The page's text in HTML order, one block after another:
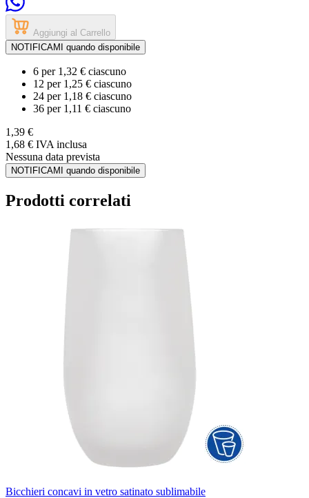
Aggiungi al Carrello
NOTIFICAMI quando disponibile
6 per 1,32 € ciascuno
12 per 1,25 € ciascuno
24 per 1,18 € ciascuno
36 per 1,11 € ciascuno
1,39 €
1,68 € IVA inclusa
Nessuna data prevista
NOTIFICAMI quando disponibile
Prodotti correlati
Bicchieri concavi in vetro satinato sublimabile